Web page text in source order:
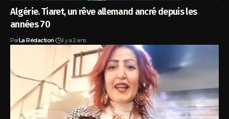
Algérie. Tiaret, un rêve allemand ancré depuis les
années 70
ParLa Rédaction il y a 2 ans